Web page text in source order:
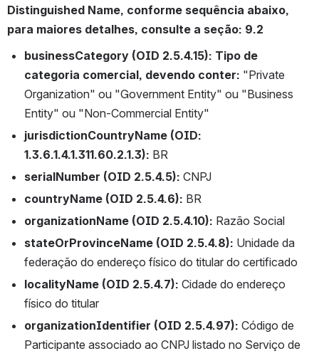
Distinguished Name, conforme sequência abaixo,
para maiores detalhes, consulte a seção: 9.2
businessCategory (OID 2.5.4.15): Tipo de
categoria comercial, devendo conter: "Private
Organization" ou "Government Entity" ou "Business
Entity" ou "Non-Commercial Entity"
jurisdictionCountryName (OID:
1.3.6.1.4.1.311.60.2.1.3): BR
serialNumber (OID 2.5.4.5): CNPJ
countryName (OID 2.5.4.6): BR
organizationName (OID 2.5.4.10): Razão Social
stateOrProvinceName (OID 2.5.4.8): Unidade da
federação do endereço físico do titular do certificado
localityName (OID 2.5.4.7): Cidade do endereço
físico do titular
organizationIdentifier (OID 2.5.4.97): Código de
Participante associado ao CNPJ listado no Serviço de